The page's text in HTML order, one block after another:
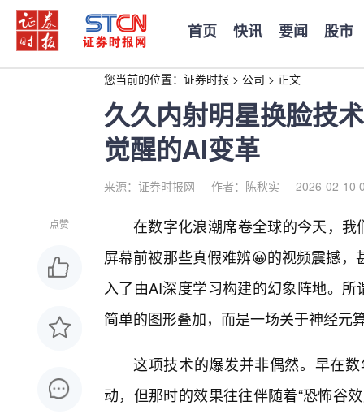
首页 快讯 要闻 股市
您当前的位置： 证券时报 > 公司 > 正文
久久内射明星换脸技
觉醒的AI变革
来源：证券时报网 作者：陈秋实 2026-02-10
点赞
在数字化浪潮席卷全球的今天，我
屏幕前被那些真假难辨😀的视频震撼
入了由AI深度学习构建的幻象阵地。
简单的图形叠加，而是一场关于神经元
这项技术的爆发并非偶然。早在
动，但那时的效果往往伴随着“恐怖谷